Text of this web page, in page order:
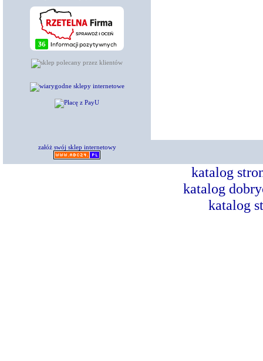
załóż swój sklep internetowy
katalog
katalog
katalog